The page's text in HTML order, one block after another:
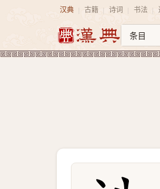
汉典 古籍 诗词 书法